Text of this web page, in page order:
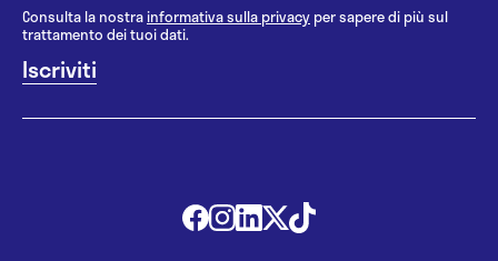
Consulta la nostrainformativa sulla privacy per sapere di più sul
trattamento dei tuoi dati.